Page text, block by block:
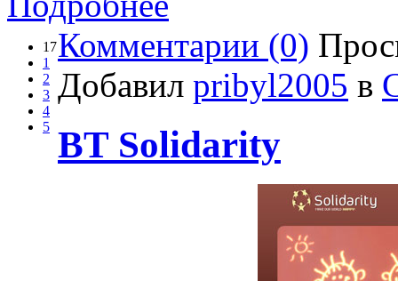
17
1
2
3
4
5
Комментарии (0)
Добавил pribyl2005 в
BT Solidarity